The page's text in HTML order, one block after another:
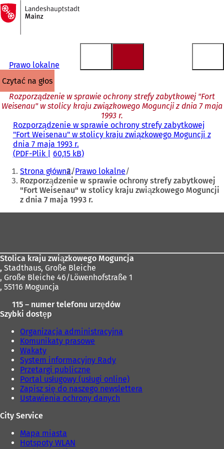
Przejdź do treści
Do
strony
głównej
Prawo lokalne
czytać na głos
Rozporządzenie w sprawie ochrony strefy zabytkowej "Fort
Weisenau" w stolicy kraju związkowego Moguncji z dnia 7 maja
1993 r.
Rozporządzenie w sprawie ochrony strefy zabytkowej
"Fort Weisenau" w stolicy kraju związkowego Moguncji z
dnia 7 maja 1993 r.
PDF-Plik 60,15 kB
Jesteś
tutaj:
Strona główna Prawo lokalne
Rozporządzenie w sprawie ochrony strefy zabytkowej
"Fort Weisenau" w stolicy kraju związkowego Moguncji
z dnia 7 maja 1993 r.
Stolica kraju związkowego Moguncja
, Stadthaus, Große Bleiche
, Große Bleiche 46/Löwenhofstraße 1
, 55116 Moguncja
115 – numer telefonu urzędów
Szybki dostęp
Organizacja administracyjna
Komunikaty prasowe
Wakaty
System informacyjny Rady
Przetargi publiczne
Portal usługowy (usługi online)
Zapisz się do naszego newslettera
Ustawienia ochrony danych
City Service
Mapa miasta
Hotspoty WLAN